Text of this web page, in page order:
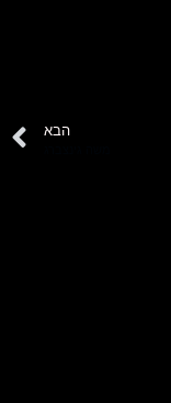
הבא